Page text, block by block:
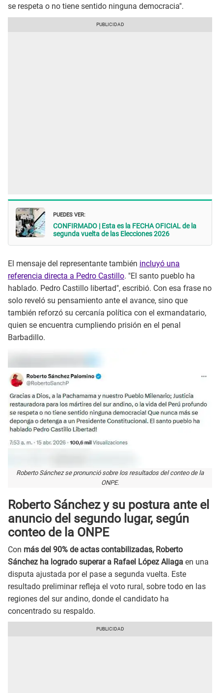
se respeta o no tiene sentido ninguna democracia".
PUEDES VER:
CONFIRMADO | Esta es la FECHA OFICIAL de la
segunda vuelta de las Elecciones 2026
El mensaje del representante también incluyó una
referencia directa a Pedro Castillo. "El santo pueblo ha
hablado. Pedro Castillo libertad", escribió. Con esa frase no
solo reveló su pensamiento ante el avance, sino que
también reforzó su cercanía política con el exmandatario,
quien se encuentra cumpliendo prisión en el penal
Barbadillo.
Roberto Sánchez se pronunció sobre los resultados del conteo de la
ONPE.
Roberto Sánchez y su postura ante el
anuncio del segundo lugar, según
conteo de la ONPE
Con más del 90% de actas contabilizadas, Roberto
Sánchez ha logrado superar a Rafael López Aliaga en una
disputa ajustada por el pase a segunda vuelta. Este
resultado preliminar refleja el voto rural, sobre todo en las
regiones del sur andino, donde el candidato ha
concentrado su respaldo.